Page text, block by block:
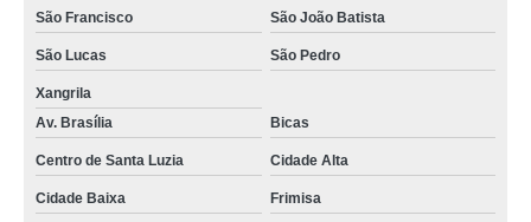
pgr nr22 marcar São Francisco
pgr medicina do trabalho São Francisco
pgr ambiental Cidade Alta
São Francisco São João Batista
São Lucas São Pedro
Xangrila
Av. Brasília
Bicas
Centro de Santa Luzia Cidade Alta
Cidade Baixa Frimisa